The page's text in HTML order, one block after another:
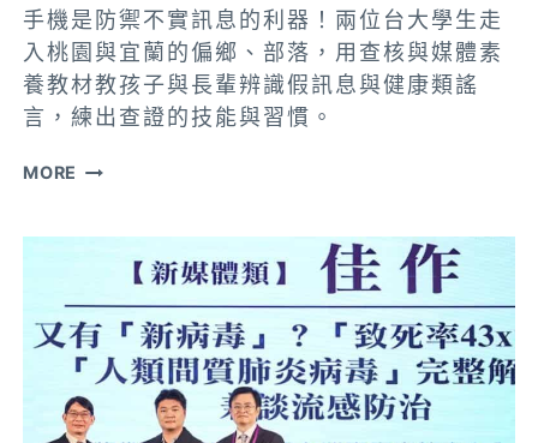
伍
手機是防禦不實訊息的利器！兩位台大學生走
入桃園與宜蘭的偏鄉、部落，用查核與媒體素
養教材教孩子與長輩辨識假訊息與健康類謠
言，練出查證的技能與習慣。
MORE 【堉
臺
才
培
育
計